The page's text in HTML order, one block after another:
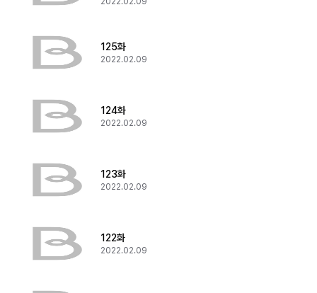
125화
2022.02.09
124화
2022.02.09
123화
2022.02.09
122화
2022.02.09